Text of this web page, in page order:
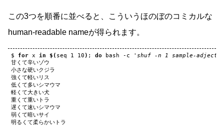
この3つを順番に並べると、こういうほのぼのコミカルな
human-readable nameが得られます。
$ for x in $( seq 1 10) ; do bash -c
'shuf -n 1 sample-
甘くて辛いゾウ
小さな硬いクジラ
強くて軽いリス
低くて多いシマウマ
軽くて大きい犬
重くて重いトラ
遅くて速いシマウマ
弱くて暗いサイ
明るくて柔らかいトラ